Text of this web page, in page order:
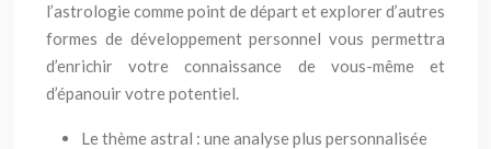
l’astrologie comme point de départ et explorer d’autres
formes de développement personnel vous permettra
d’enrichir votre connaissance de vous-même et
d’épanouir votre potentiel.
Le thème astral : une analyse plus personnalisée